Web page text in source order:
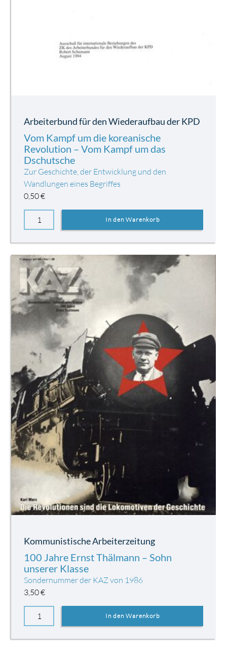
Arbeiterbund für den Wiederaufbau der KPD
Vom Kampf um die koreanische
Revolution – Vom Kampf um das
Dschutsche
Zur Geschichte, der Entwicklung und den
Wandlungen eines Begriffes
0,50€
Kommunistische Arbeiterzeitung
100 Jahre Ernst Thälmann – Sohn
unserer Klasse
Sondernummer der KAZ von 1986
3,50€